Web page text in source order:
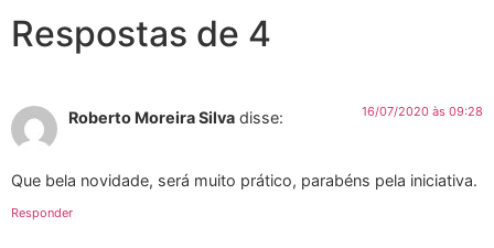
Respostas de 4
Roberto Moreira Silva disse: 16/07/2020 às 09:28
Que bela novidade, será muito prático, parabéns pela iniciativa.
Responder